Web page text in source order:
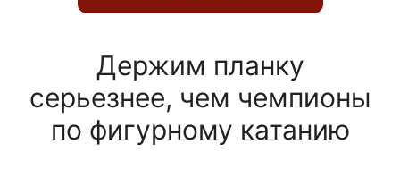
Держим планку
серьезнее, чем чемпионы
по фигурному катанию